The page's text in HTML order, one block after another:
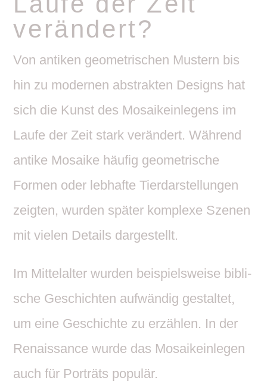
verändert?
Von antiken geome­tri­schen Mustern bis
hin zu modernen abstrakten Designs hat
sich die Kunst des Mosa­ik­ein­le­gens im
Laufe der Zeit stark verän­dert. Während
antike Mosaike häufig geome­tri­sche
Formen oder lebhafte Tier­dar­stel­lungen
zeigten, wurden später komplexe Szenen
mit vielen Details dargestellt.
Im Mittel­alter wurden beispiels­weise bibli­
sche Geschichten aufwändig gestaltet,
um eine Geschichte zu erzählen. In der
Renais­sance wurde das Mosa­ik­ein­legen
auch für Porträts populär.